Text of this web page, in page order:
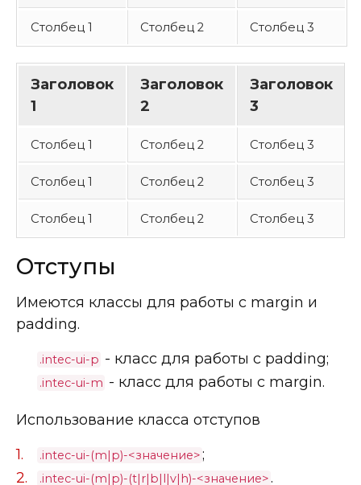
Столбец 1 Столбец 2 Столбец 3
Заголовок
1
Заголовок
2
Заголовок
3
Столбец 1 Столбец 2 Столбец 3
Столбец 1 Столбец 2 Столбец 3
Столбец 1 Столбец 2 Столбец 3
Отступы
Имеются классы для работы с margin и
padding.
.intec-ui-p - класс для работы с padding;
.intec-ui-m - класс для работы с margin.
Использование класса отступов
.intec-ui-(m|p)-<значение>;
.intec-ui-(m|p)-(t|r|b|l|v|h)-<значение>.